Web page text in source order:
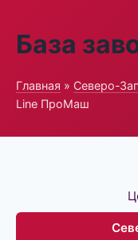
База
Главная » Северо-
Line ПроМаш